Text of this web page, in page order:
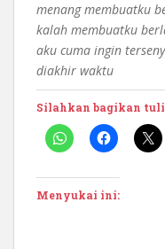
menang membuatku
kalah membuatku
aku cuma ingin
diakhir waktu
Silahkan bagikan
Menyukai ini: